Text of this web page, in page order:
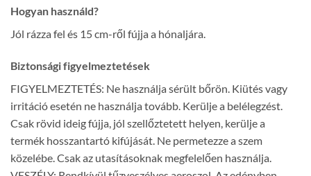
Hogyan használd?
Jól rázza fel és 15 cm-ről fújja a hónaljára.
Biztonsági figyelmeztetések
FIGYELMEZTETÉS: Ne használja sérült bőrön. Kiütés vagy
irritáció esetén ne használja tovább. Kerülje a belélegzést.
Csak rövid ideig fújja, jól szellőztetett helyen, kerülje a
termék hosszantartó kifújását. Ne permetezze a szem
közelébe. Csak az utasításoknak megfelelően használja.